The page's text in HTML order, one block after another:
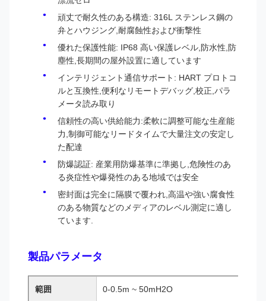
頑丈で耐久性のある構造: 316L ステンレス鋼の
弁とハウジング,耐腐蝕性および衝撃性
優れた保護性能: IP68 高い保護レベル,防水性,防
塵性,長期間の屋外設置に適しています
インテリジェント通信サポート: HART プロトコ
ルと互換性,便利なリモートデバッグ,校正,パラ
メータ読み取り
信頼性の高い供給能力:柔軟に調整可能な生産能
力,制御可能なリードタイムで大量注文の安定し
た配達
防爆認証: 産業用防爆基準に準拠し,危険性のあ
る炎症性や爆発性のある地域では安全
密封面は完全に隔膜で覆われ,高温や強い腐食性
のある物質などのメディアのレベル測定に適し
ています.
製品パラメータ
範囲 0-0.5m ~ 50mH2O